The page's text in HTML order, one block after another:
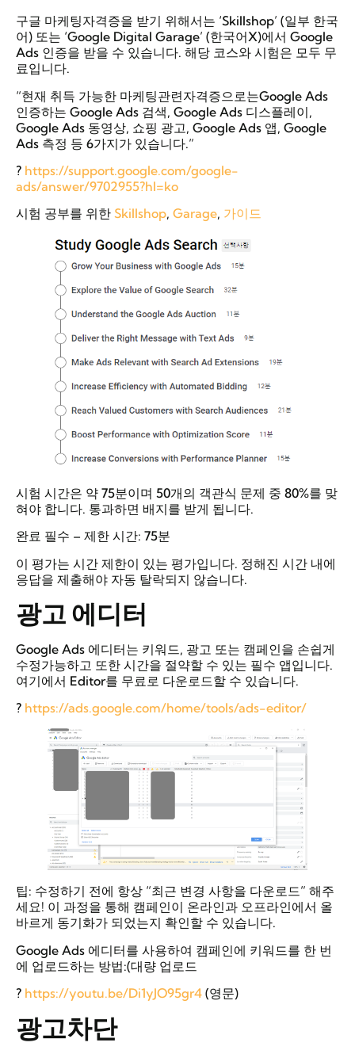
구글 마케팅자격증을 받기 위해서는 ‘Skillshop’ (일부 한국
어) 또는 ‘Google Digital Garage’ (한국어X)에서 Google
Ads 인증을 받을 수 있습니다. 해당 코스와 시험은 모두 무
료입니다.
“현재 취득 가능한 마케팅관련자격증으로는Google Ads
인증하는 Google Ads 검색, Google Ads 디스플레이,
Google Ads 동영상, 쇼핑 광고, Google Ads 앱, Google
Ads 측정 등 6가지가 있습니다.”
? https://support.google.com/google-
ads/answer/9702955?hl=ko
시험 공부를 위한 Skillshop, Garage, 가이드
시험 시간은 약 75분이며 50개의 객관식 문제 중 80%를 맞
혀야 합니다. 통과하면 배지를 받게 됩니다.
완료 필수 – 제한 시간: 75분
이 평가는 시간 제한이 있는 평가입니다. 정해진 시간 내에
응답을 제출해야 자동 탈락되지 않습니다.
광고 에디터
Google Ads 에디터는 키워드, 광고 또는 캠페인을 손쉽게
수정가능하고 또한 시간을 절약할 수 있는 필수 앱입니다.
여기에서 Editor를 무료로 다운로드할 수 있습니다.
? https://ads.google.com/home/tools/ads-editor/
팁: 수정하기 전에 항상 “최근 변경 사항을 다운로드” 해주
세요! 이 과정을 통해 캠페인이 온라인과 오프라인에서 올
바르게 동기화가 되었는지 확인할 수 있습니다.
Google Ads 에디터를 사용하여 캠페인에 키워드를 한 번
에 업로드하는 방법:(대량 업로드
? https://youtu.be/Di1yJO95gr4 (영문)
광고차단